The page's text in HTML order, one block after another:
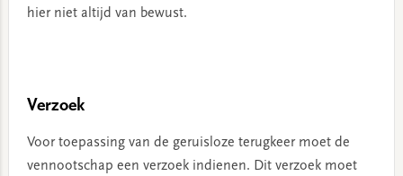
hier niet altijd van bewust.
Verzoek
Voor toepassing van de geruisloze terugkeer moet de
vennootschap een verzoek indienen. Dit verzoek moet